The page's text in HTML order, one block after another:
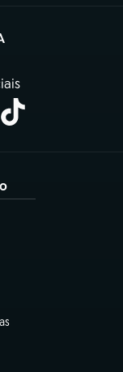
aba)